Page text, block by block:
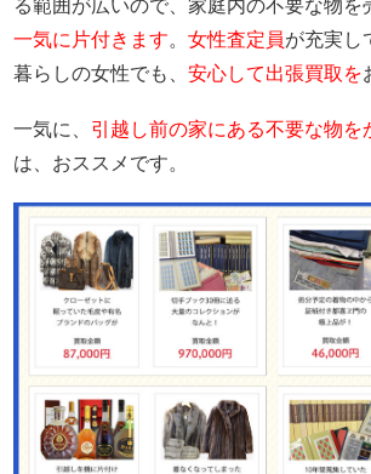
る範囲が広いので、家庭内の不要な物を
一気に片付きます。女性査定員が充実 し
暮らしの女性でも、安心して出張買取 を
一気に、 引越し前の家にある不要な物を
は、おススメです。